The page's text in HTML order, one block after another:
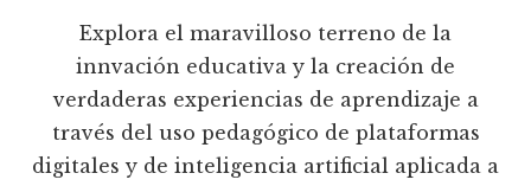
educativas
digitales
inteligencia
artificial.
Explora el maravilloso terreno de la
innvación educativa y la creación de
verdaderas experiencias de aprendizaje a
través del uso pedagógico de plataformas
digitales y de inteligencia artificial aplicada a